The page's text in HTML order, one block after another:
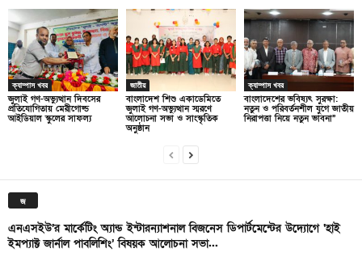
ক্যাম্পাস খবর
জুলাই গণ-অভ্যুত্থান দিবসের
প্রতিযোগিতায় মেরীগোল্ড
আইডিয়াল স্কুলের সাফল্য
জাতীয়
বাংলাদেশ শিশু একাডেমিতে
জুলাই গণ-অভ্যুত্থান স্মরণে
আলোচনা সভা ও সাংস্কৃতিক
অনুষ্ঠান
ক্যাম্পাস খবর
বাংলাদেশের ভবিষ্যৎ সুরক্ষা:
নতুন ও পরিবর্তনশীল যুগে জাতীয়
নিরাপত্তা নিয়ে নতুন ভাবনা”
জ
এনএসইউ’র মার্কেটিং অ্যান্ড ইন্টারন্যাশনাল বিজনেস ডিপার্টমেন্টের উদ্যোগে ‘হাই
ইমপ্যাক্ট জার্নাল পাবলিশিং’ বিষয়ক আলোচনা সভা...